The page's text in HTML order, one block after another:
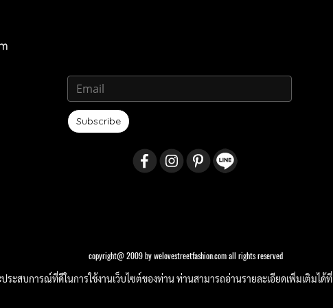
Subscribe
copyright@ 2009 by welovestreetfashion.com all rights reserved
ะสบการณ์ที่ดีในการใช้งานเว็บไซต์ของท่าน ท่านสามารถอ่านรายละเอียดเพิ่มเติมได้ที่